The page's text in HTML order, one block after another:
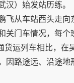
汉）始发站历练。
飞从车站西头走向
关门车情况，每个
货运列车相比，在
因路途远、沿途地